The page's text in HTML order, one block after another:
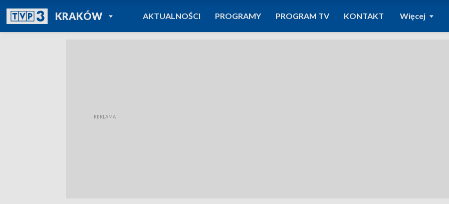
KRAKÓWPOWRÓT DO
TVP REGIONY
AKTUALNOŚCI PROGRAMY PROGRAM TV KONTAKT Więcej